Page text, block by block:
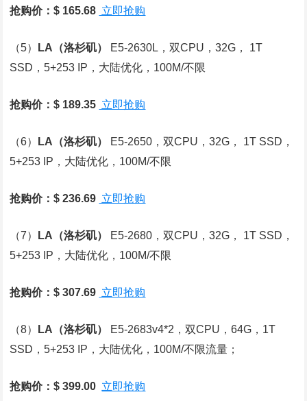
抢购价：$ 165.68 立即抢购
（5） LA （洛杉矶）
E5-2630L，双CPU，32G， 1T
SSD，5+253 IP，大陆优化，100M/不限
抢购价：$ 189.35 立即抢购
（6） LA （洛杉矶）
E5-2650，双CPU，32G， 1T SSD，
5+253 IP，大陆优化，100M/不限
抢购价：$ 236.69 立即抢购
（7） LA （洛杉矶）
E5-2680，双CPU，32G， 1T SSD，
5+253 IP，大陆优化，100M/不限
抢购价：$ 307.69 立即抢购
（8） LA （洛杉矶）
E5-2683v4*2，双CPU，64G，1T
SSD，5+253 IP，大陆优化，100M/不限流量；
抢购价：$ 399.00 立即抢购